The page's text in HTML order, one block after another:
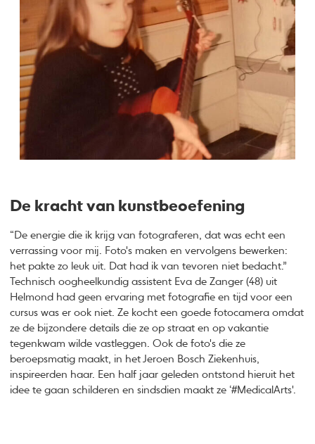
​​​​​​​De kracht van kunstbeoefening
“De energie die ik krijg van fotograferen, dat was echt een
verrassing voor mij. Foto's maken en vervolgens bewerken:
het pakte zo leuk uit. Dat had ik van tevoren niet bedacht.”
Technisch oogheelkundig assistent Eva de Zanger (48) uit
Helmond had geen ervaring met fotografie en tijd voor een
cursus was er ook niet. Ze kocht een goede fotocamera omdat
ze de bijzondere details die ze op straat en op vakantie
tegenkwam wilde vastleggen. Ook de foto's die ze
beroepsmatig maakt, in het Jeroen Bosch Ziekenhuis,
inspireerden haar. Een half jaar geleden ontstond hieruit het
idee te gaan schilderen en sindsdien maakt ze ‘#MedicalArts'.